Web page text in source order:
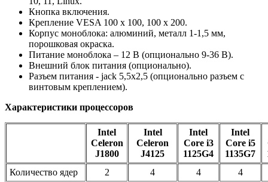
Кнопка включения.
Крепление VESA 100 x 100, 100 х 200.
Корпус моноблока: алюминий, металл 1-1,5 мм,
порошковая окраска.
Питание моноблока – 12 В (опционально 9-36 В).
Внешний блок питания (опционально).
Разъем питания - jack 5,5х2,5 (опционально разъем с
винтовым креплением).
Характеристики процессоров
Intel
Celeron
J1800
Intel
Celeron
J4125
Intel
Core i3
1125G4
Intel
Core i5
1135G7
Количество ядер
2 4 4
4